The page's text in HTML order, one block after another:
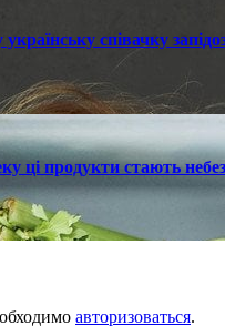
співачку
ці продукти стають
авторизоваться.